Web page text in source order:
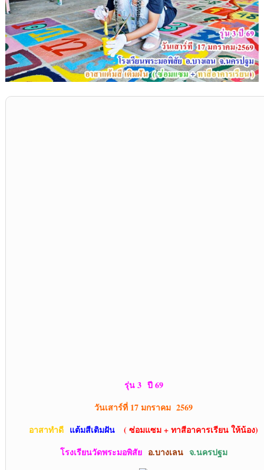
รุ่น 3 ปี 69
วันเสาร์ที่ 17 มกราคม 2569
อาสาทำดี แต้มสีเติมฝัน
( ซ่อมแซม + ทาสีอาคารเรียน ให้น้อง)
โรงเรียนวัดพระมอพิสัย อ.บางเลน จ.นครปฐม